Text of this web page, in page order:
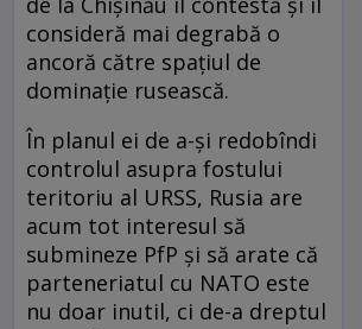
consideră mai degrabă o
ancoră către spațiul de
dominație rusească.
În planul ei de a-și redobîndi
controlul asupra fostului
teritoriu al URSS, Rusia are
acum tot interesul să
submineze PfP și să arate că
parteneriatul cu NATO este
nu doar inutil, ci de-a dreptul